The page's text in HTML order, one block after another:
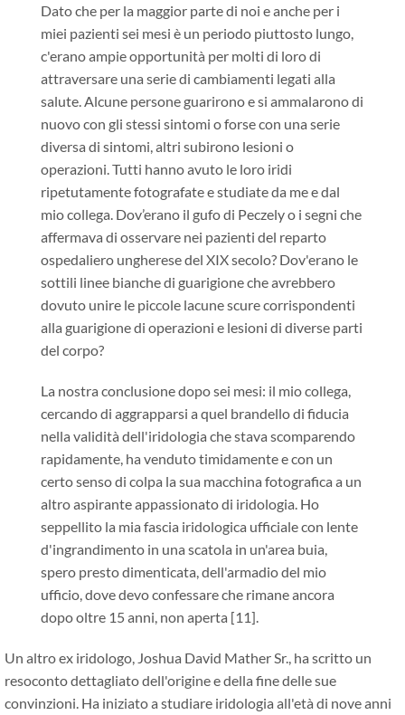
Dato che per la maggior parte di noi e anche per i
miei pazienti sei mesi è un periodo piuttosto lungo,
c'erano ampie opportunità per molti di loro di
attraversare una serie di cambiamenti legati alla
salute. Alcune persone guarirono e si ammalarono di
nuovo con gli stessi sintomi o forse con una serie
diversa di sintomi, altri subirono lesioni o
operazioni. Tutti hanno avuto le loro iridi
ripetutamente fotografate e studiate da me e dal
mio collega. Dov’erano il gufo di Peczely o i segni che
affermava di osservare nei pazienti del reparto
ospedaliero ungherese del XIX secolo? Dov'erano le
sottili linee bianche di guarigione che avrebbero
dovuto unire le piccole lacune scure corrispondenti
alla guarigione di operazioni e lesioni di diverse parti
del corpo?
La nostra conclusione dopo sei mesi: il mio collega,
cercando di aggrapparsi a quel brandello di fiducia
nella validità dell'iridologia che stava scomparendo
rapidamente, ha venduto timidamente e con un
certo senso di colpa la sua macchina fotografica a un
altro aspirante appassionato di iridologia. Ho
seppellito la mia fascia iridologica ufficiale con lente
d'ingrandimento in una scatola in un'area buia,
spero presto dimenticata, dell'armadio del mio
ufficio, dove devo confessare che rimane ancora
dopo oltre 15 anni, non aperta [11].
Un altro ex iridologo, Joshua David Mather Sr., ha scritto un
resoconto dettagliato dell'origine e della fine delle sue
convinzioni. Ha iniziato a studiare iridologia all'età di nove anni